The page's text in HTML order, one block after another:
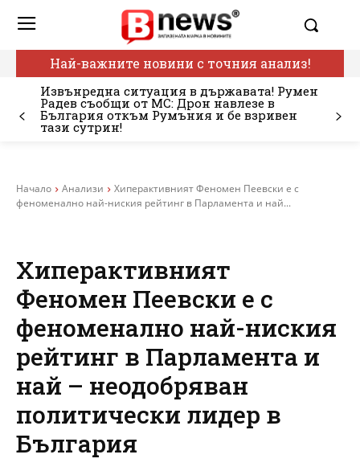
Най-важните новини с точния анализ!
Извънредна ситуация в държавата! Румен
Радев съобщи от МС: Дрон навлезе в
България откъм Румъния и бе взривен
тази сутрин!
Начало Анализи
Хиперактивният Феномен Пеевски е с
феноменално най-ниския рейтинг в Парламента и най...
Хиперактивният
Феномен Пеевски е с
феноменално най-ниския
рейтинг в Парламента и
най – неодобряван
политически лидер в
България